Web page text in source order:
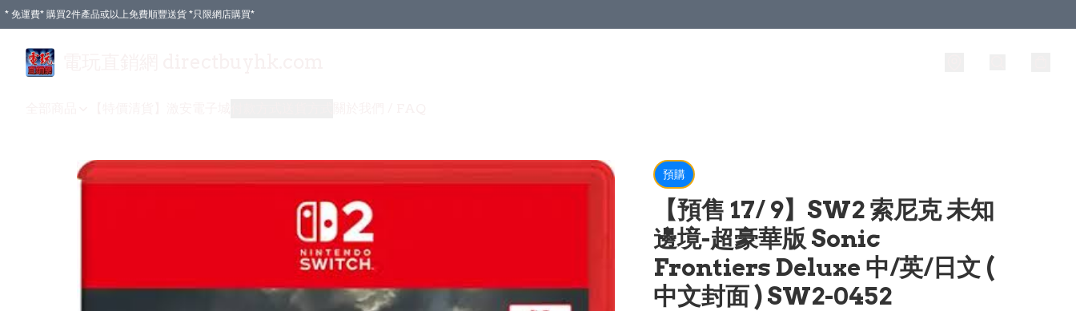
* 免運費* 購買2件產品或以上免費順豐送貨 *只限網店購買*
預購
【預售 17/ 9】SW2 索尼克 未知
邊境-超豪華版 Sonic
Frontiers Deluxe 中/英/日文 (
中文封面 ) SW2-0452